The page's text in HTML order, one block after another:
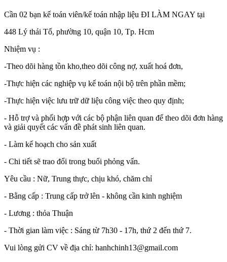
Cần 02 bạn kế toán viên/kế toán nhập liệu ĐI LÀM NGAY tại
448 Lý thái Tổ, phường 10, quận 10, Tp. Hcm
Nhiệm vụ :
-Theo dõi hàng tồn kho,theo dõi công nợ, xuất hoá đơn,
-Thực hiện các nghiệp vụ kế toán nội bộ trên phần mềm;
-Thực hiện việc lưu trữ dữ liệu công việc theo quy định;
- Hỗ trợ và phối hợp với các bộ phận liên quan để theo dõi đơn hàng
và giải quyết các vấn đề phát sinh liên quan.
- Làm kế hoạch cho sản xuất
- Chi tiết sẽ trao đổi trong buổi phỏng vấn.
Yêu cầu : Nữ, Trung thực, chịu khó, chăm chỉ
- Bằng cấp : Trung cấp trở lên - không cần kinh nghiệm
- Lương : thỏa Thuận
- Thời gian làm việc : Sáng từ 7h30 - 17h, thứ 2 đến thứ 7.
Vui lòng gửi CV về địa chỉ: hanhchinh13@gmail.com